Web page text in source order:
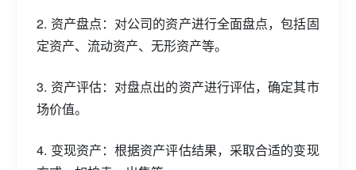
2. 资产盘点：对公司的资产进行全面盘点，包括固
定资产、流动资产、无形资产等。
3. 资产评估：对盘点出的资产进行评估，确定其市
场价值。
4. 变现资产：根据资产评估结果，采取合适的变现